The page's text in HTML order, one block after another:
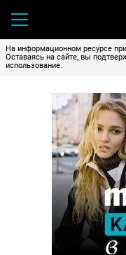
На информационном ресурсе
Оставаясь на сайте, вы
использование.